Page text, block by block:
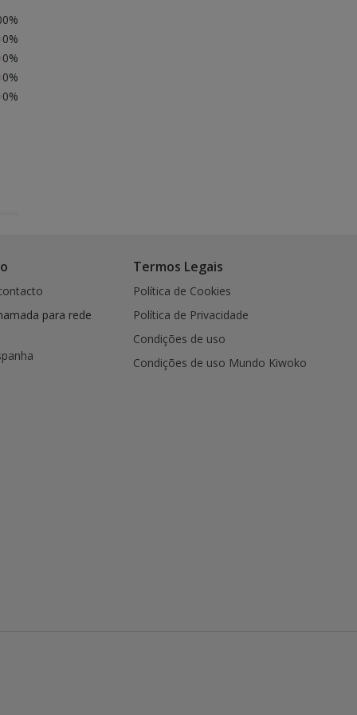
0%
0%
0%
0%
para rede
Termos Legais
Política de Cookies
Política de Privacidade
Condições de uso
Condições de uso Mundo Kiwoko